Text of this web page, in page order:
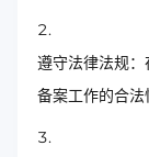
遵守法律法规
备案工作的合法